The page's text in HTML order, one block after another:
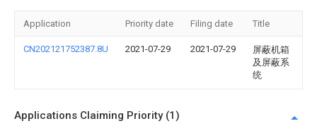
Application Priority date Filing date Title
CN202121752387.8U 2021-07-29 2021-07-29
屏蔽机箱
及屏蔽系
统
Applications Claiming Priority (1)